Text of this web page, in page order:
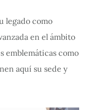
legado como
en el ámbito
emblemáticas como
aquí su sede y